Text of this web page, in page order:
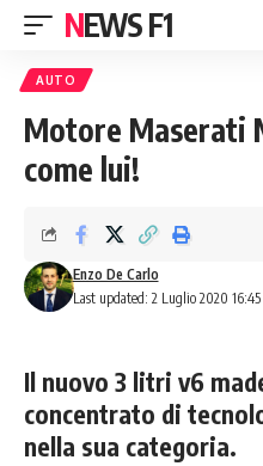
NEWS F1
AUTO
Motore Maserati
come lui!
Last updated: 2 Luglio 2020 16:45
Enzo De Carlo
Il nuovo 3 litri v6
concentrato di
nella sua categoria.